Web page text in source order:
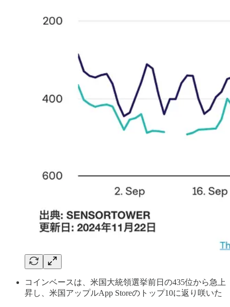
コインベースは、米国大統領選挙前日の435位から急上
昇し、米国アップルApp Storeのトップ10に返り咲いた